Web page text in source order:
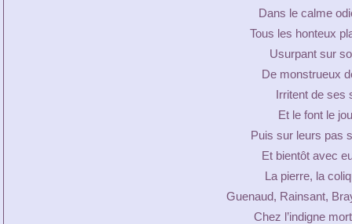
Dans le calme
Tous les honteux
Usurpant sur
De monstrueux
Irritent de ses
Et le font le
Puis sur leurs pas
Et bientôt avec
La pierre, la
Guenaud, Rainsant,
Chez l’indigne